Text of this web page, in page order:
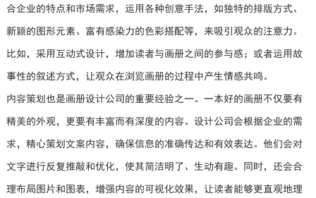
合企业的特点和市场需求，运用各种创意手法，如独特的排版方式、
新颖的图形元素、富有感染力的色彩搭配等，来吸引观众的注意力。
比如，采用互动式设计，增加读者与画册之间的参与感；或者运用故
事性的叙述方式，让观众在浏览画册的过程中产生情感共鸣。
内容策划也是画册设计公司的重要经验之一。一本好的画册不仅要有
精美的外观，更要有丰富而有深度的内容。设计公司会根据企业的需
求，精心策划文案内容，确保信息的准确传达和有效表达。他们会对
文字进行反复推敲和优化，使其简洁明了、生动有趣。同时，还会合
理布局图片和图表，增强内容的可视化效果，让读者能够更直观地理